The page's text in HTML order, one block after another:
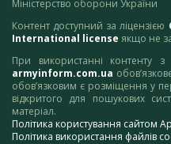
Міністерство оборони України
Контент доступний за ліцензією
International license якщо не
При використанні контенту
armyinform.com.ua
обов’язковим є розміщення у
відкритого для пошукових
матеріал.
Політика користування сайтом
Політика використання файлів